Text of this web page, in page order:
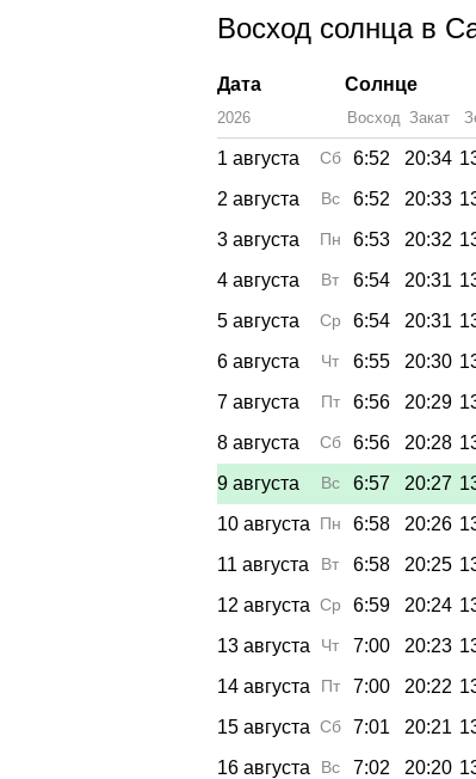
Восход солнца в
Дата Солнце
2026 Восход Закат
1 августа Сб 6:52 20:34
2 августа
Вс 6:52 20:33
3 августа
Пн 6:53 20:32
4 августа
Вт 6:54 20:31
5 августа
Ср 6:54 20:31
6 августа
Чт 6:55 20:30
7 августа
Пт 6:56 20:29
8 августа
Сб 6:56 20:28
9 августа
Вс 6:57 20:27
10 августа
Пн 6:58 20:26
11 августа
Вт 6:58 20:25
12 августа Ср 6:59 20:24
13 августа
Чт 7:00 20:23
14 августа
Пт 7:00 20:22
15 августа Сб 7:01 20:21
16 августа
Вс 7:02 20:20